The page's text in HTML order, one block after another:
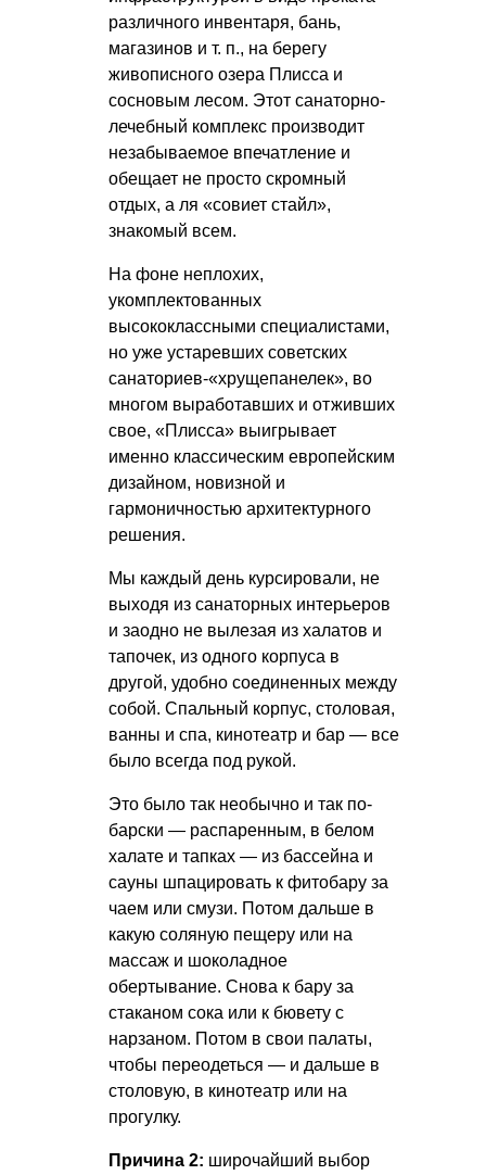
различного инвентаря, бань,
магазинов и т. п., на берегу
живописного озера Плисса и
сосновым лесом. Этот санаторно-
лечебный комплекс производит
незабываемое впечатление и
обещает не просто скромный
отдых, а ля «совиет стайл»,
знакомый всем.
На фоне неплохих,
укомплектованных
высококлассными специалистами,
но уже устаревших советских
санаториев-«хрущепанелек», во
многом выработавших и отживших
свое, «Плисса» выигрывает
именно классическим европейским
дизайном, новизной и
гармоничностью архитектурного
решения.
Мы каждый день курсировали, не
выходя из санаторных интерьеров
и заодно не вылезая из халатов и
тапочек, из одного корпуса в
другой, удобно соединенных между
собой. Спальный корпус, столовая,
ванны и спа, кинотеатр и бар — все
было всегда под рукой.
Это было так необычно и так по-
барски — распаренным, в белом
халате и тапках — из бассейна и
сауны шпацировать к фитобару за
чаем или смузи. Потом дальше в
какую соляную пещеру или на
массаж и шоколадное
обертывание. Снова к бару за
стаканом сока или к бювету с
нарзаном. Потом в свои палаты,
чтобы переодеться — и дальше в
столовую, в кинотеатр или на
прогулку.
Причина 2: широчайший выбор